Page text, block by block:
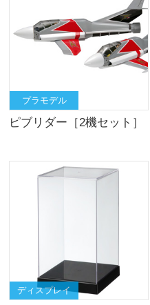
プラモデル
ピブリダー［2機セット］
ディスプレイ